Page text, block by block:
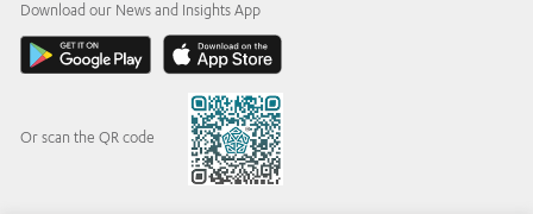
Download our News and Insights App
Or scan the QR code